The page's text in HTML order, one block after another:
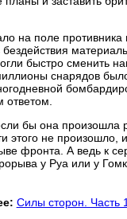
на поле противника
быстро сменить
снарядов
бы она произошла
этого не произошло, и
фронта. А ведь к
у Руа или у
Силы сторон. Часть 1.